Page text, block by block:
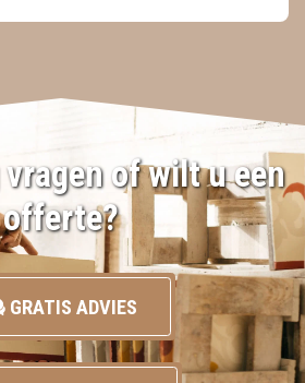
of wilt u een
offerte?
GRATIS ADVIES